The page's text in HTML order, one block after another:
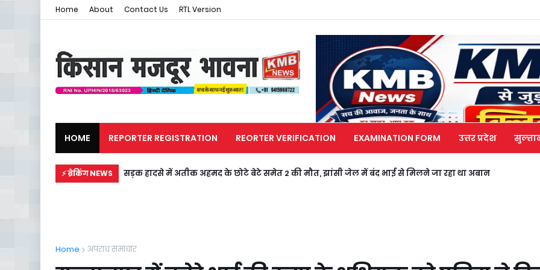
Home About Contact Us RTL Version
HOME REPORTER REGISTRATION REORTER VERIFICATION EXAMINATION FORM उत्तर प्रदेश
मजदूर समाचार राजनीति
⚡ ब्रेकिंग NEWS सड़क हादसे में अतीक अहमद के छोटे बेटे समेत 2 की मौत, झांसी जेल में बंद भाई से मिलने जा रहा था अबान
Home अपराध समाचार